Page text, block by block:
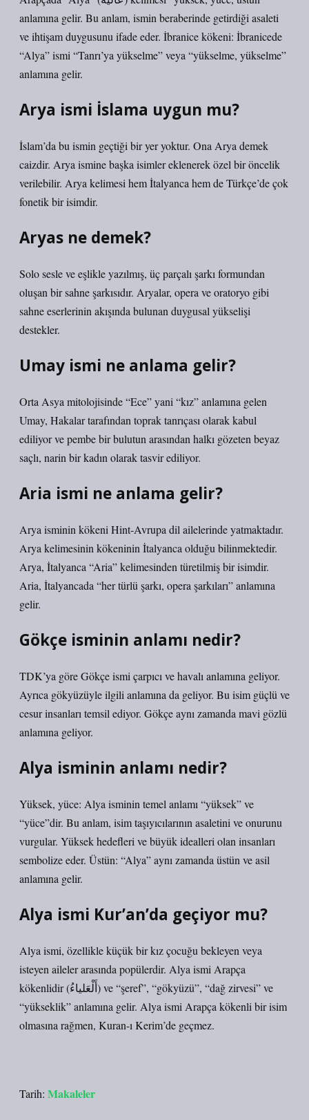
anlamına gelir. Bu anlam, ismin beraberinde getirdiği asaleti
ve ihtişam duygusunu ifade eder. İbranice kökeni: İbranicede
“Alya” ismi “Tanrı’ya yükselme” veya “yükselme, yükselme”
anlamına gelir.
Arya ismi İslama uygun mu?
İslam’da bu ismin geçtiği bir yer yoktur. Ona Arya demek
caizdir. Arya ismine başka isimler eklenerek özel bir öncelik
verilebilir. Arya kelimesi hem İtalyanca hem de Türkçe’de çok
fonetik bir isimdir.
Aryas ne demek?
Solo sesle ve eşlikle yazılmış, üç parçalı şarkı formundan
oluşan bir sahne şarkısıdır. Aryalar, opera ve oratoryo gibi
sahne eserlerinin akışında bulunan duygusal yükselişi
destekler.
Umay ismi ne anlama gelir?
Orta Asya mitolojisinde “Ece” yani “kız” anlamına gelen
Umay, Hakalar tarafından toprak tanrıçası olarak kabul
ediliyor ve pembe bir bulutun arasından halkı gözeten beyaz
saçlı, narin bir kadın olarak tasvir ediliyor.
Aria ismi ne anlama gelir?
Arya isminin kökeni Hint-Avrupa dil ailelerinde yatmaktadır.
Arya kelimesinin kökeninin İtalyanca olduğu bilinmektedir.
Arya, İtalyanca “Aria” kelimesinden türetilmiş bir isimdir.
Aria, İtalyancada “her türlü şarkı, opera şarkıları” anlamına
gelir.
Gökçe isminin anlamı nedir?
TDK’ya göre Gökçe ismi çarpıcı ve havalı anlamına geliyor.
Ayrıca gökyüzüyle ilgili anlamına da geliyor. Bu isim güçlü ve
cesur insanları temsil ediyor. Gökçe aynı zamanda mavi gözlü
anlamına geliyor.
Alya isminin anlamı nedir?
Yüksek, yüce: Alya isminin temel anlamı “yüksek” ve
“yüce”dir. Bu anlam, isim taşıyıcılarının asaletini ve onurunu
vurgular. Yüksek hedefleri ve büyük idealleri olan insanları
sembolize eder. Üstün: “Alya” aynı zamanda üstün ve asil
anlamına gelir.
Alya ismi Kur’an’da geçiyor mu?
Alya ismi, özellikle küçük bir kız çocuğu bekleyen veya
isteyen aileler arasında popülerdir. Alya ismi Arapça
kökenlidir (أَلْعَلياءُ) ve “şeref”, “gökyüzü”, “dağ zirvesi” ve
“yükseklik” anlamına gelir. Alya ismi Arapça kökenli bir isim
olmasına rağmen, Kuran-ı Kerim’de geçmez.
Tarih: Makaleler